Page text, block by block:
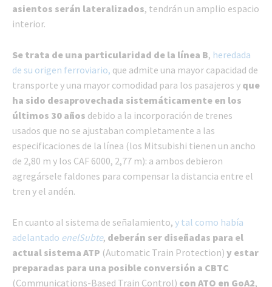
asientos serán lateralizados, tendrán un amplio espacio
interior.
Se trata de una particularidad de la línea B, heredada
de su origen ferroviario, que admite una mayor capacidad de
transporte y una mayor comodidad para los pasajeros y que
ha sido desaprovechada sistemáticamente en los
últimos 30 años debido a la incorporación de trenes
usados que no se ajustaban completamente a las
especificaciones de la línea (los Mitsubishi tienen un ancho
de 2,80 m y los CAF 6000, 2,77 m): a ambos debieron
agregársele faldones para compensar la distancia entre el
tren y el andén.
En cuanto al sistema de señalamiento, y tal como había
adelantado enelSubte, deberán ser diseñadas para el
actual sistema ATP (Automatic Train Protection) y estar
preparadas para una posible conversión a CBTC
(Communications-Based Train Control) con ATO en GoA2,